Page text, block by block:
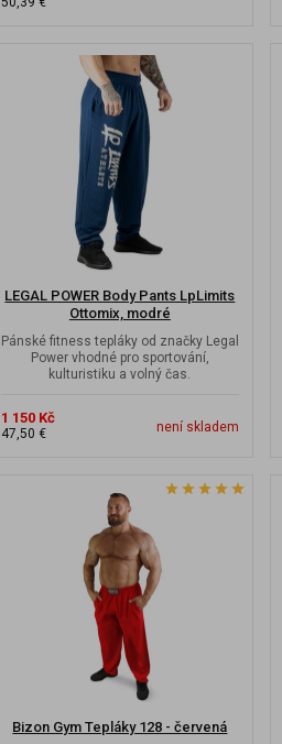
LEGAL POWER Body Pants LpLimits
Ottomix, modré
Pánské fitness tepláky od značky Legal
Power vhodné pro sportování,
kulturistiku a volný čas.
1 150 Kč
47,50 € není skladem
Bizon Gym Tepláky 128 - červená